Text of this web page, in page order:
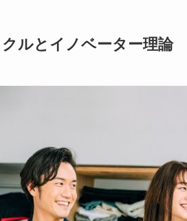
ルとイノベーター理論